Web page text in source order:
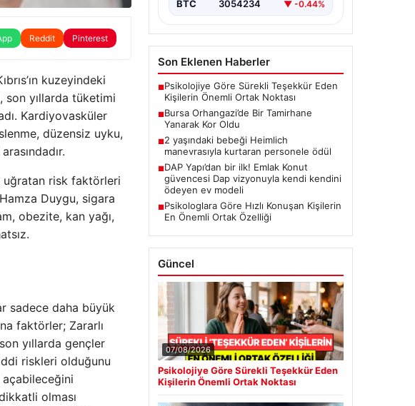
Reddit Pinterest
kuzeyindeki
son yıllarda tüketimi
Kardiyovasküler
düzensiz uyku,
uğratan risk faktörleri
Duygu, sigara
obezite, kan yağı,
sadece daha büyük
faktörler; Zararlı
yıllarda gençler
riskleri olduğunu
olması
BTC 3054234 ▼ -0.44%
Son Eklenen Haberler
■Psikolojiye Göre Sürekli Teşekkür Eden
Kişilerin Önemli Ortak Noktası
■Bursa Orhangazi’de Bir Tamirhane
Yanarak Kor Oldu
■2 yaşındaki bebeği Heimlich
manevrasıyla kurtaran personele ödül
■DAP Yapı’dan bir ilk! Emlak Konut
güvencesi Dap vizyonuyla kendi kendini
ödeyen ev modeli
■Psikologlara Göre Hızlı Konuşan Kişilerin
En Önemli Ortak Özelliği
Güncel
07/08/2026
Psikolojiye Göre Sürekli Teşekkür Eden
Kişilerin Önemli Ortak Noktası